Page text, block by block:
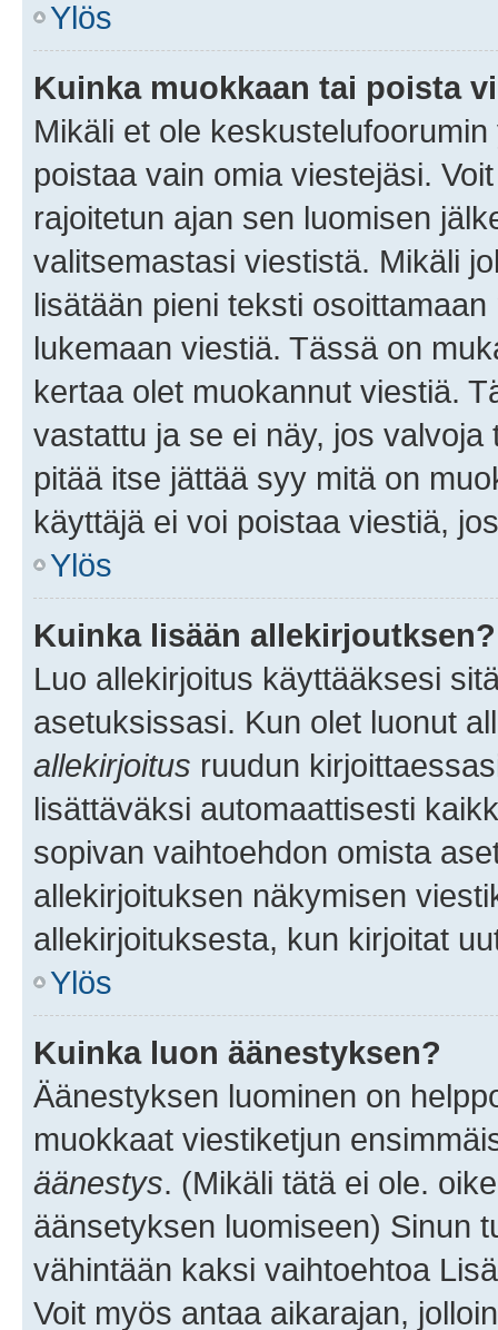
Ylös
Kuinka muokkaan tai poista
Mikäli et ole
poistaa vain omia viestejäsi.
rajoitetun ajan sen luomisen
valitsemastasi viestistä. Mikäli
lisätään pieni teksti
lukemaan viestiä. Tässä on
kertaa olet muokannut viestiä.
vastattu ja se ei näy, jos
pitää itse jättää syy mitä on
käyttäjä ei voi poistaa viestiä,
Ylös
Kuinka lisään allekirjoutksen?
Luo allekirjoitus käyttääksesi
asetuksissasi. Kun olet luonut
allekirjoitus ruudun
lisättäväksi automaattisesti
sopivan vaihtoehdon omista
allekirjoituksen näkymisen
allekirjoituksesta, kun kirjoitat
Ylös
Kuinka luon äänestyksen?
Äänestyksen luominen on
muokkaat viestiketjun
äänestys. (Mikäli tätä ei ole.
äänsetyksen luomiseen) Sinun
vähintään kaksi vaihtoehtoa
Voit myös antaa aikarajan,